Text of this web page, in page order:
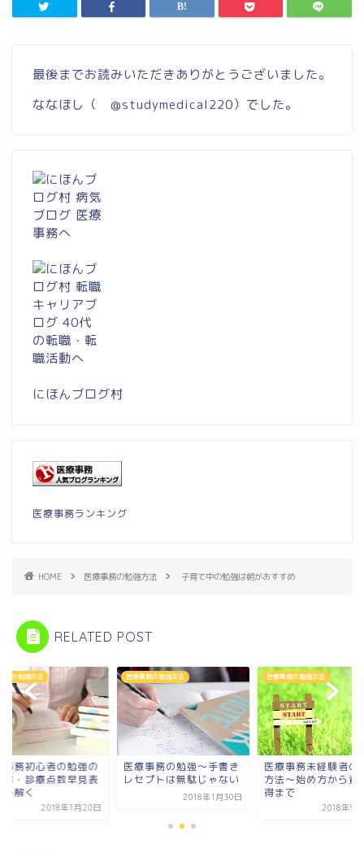
最後までお読みいただきありがとうございました。
ななほし（ @studymedical220）でした。
にほんブログ村
医療事務ランキング
HOME 医療事務の勉強方法 子育て中の勉強は朝がおすすめ
RELATED POST
務の勉強方法
事務初心者の勉強の
方・診療点数早見表
解く
2018年1月20日
医療事務の勉強方法
医療事務の勉強～手書き
レセプトは無駄じゃない
2018年1月30日
医療事務の勉強方法
医療事務未経験者の
方法～始め方から資
得まで
2018年9